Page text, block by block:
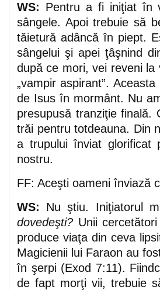
WS: Pentru a fi iniţiat în
sângele. Apoi trebuie să
tăietură adâncă în piept.
sângelui şi apei ţâşnind
după ce mori, vei reveni
„vampir aspirant”.
de Isus în mormânt. Nu
presupusă tranziţie
trăi pentru totdeauna. Din
a trupului înviat
nostru.
FF: Aceşti oameni înviază
WS: Nu ştiu. Iniţiatorul
dovedeşti? Unii
produce viaţa din ceva
Magicienii lui Faraon au
în şerpi (Exod 7:11).
de fapt morţi vii, trebuie